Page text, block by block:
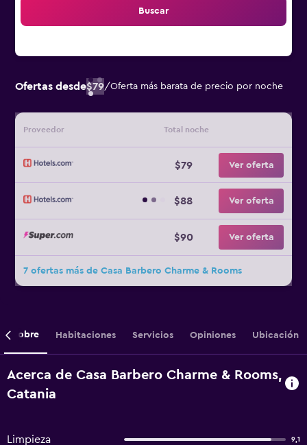
Buscar
Ofertas desde$79/Oferta más barata de precio por noche
Proveedor Total noche
$79 Ver oferta
$88 Ver oferta
$90 Ver oferta
7 ofertas más de Casa Barbero Charme & Rooms
Sobre Habitaciones Servicios Opiniones Ubicación
Acerca de Casa Barbero Charme & Rooms,
Catania
Limpieza 9,1